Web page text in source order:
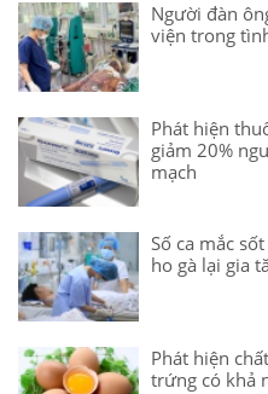
Người đàn
viện trong
Phát hiện
giảm 20%
mạch
Số ca mắc
ho gà lại gia
Phát hiện
trứng có khả